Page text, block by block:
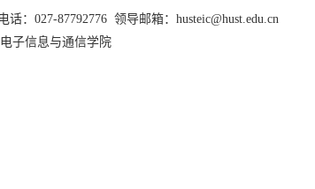
：027-87792776 领导邮箱：husteic@hust.edu.cn
电子信息与通信学院